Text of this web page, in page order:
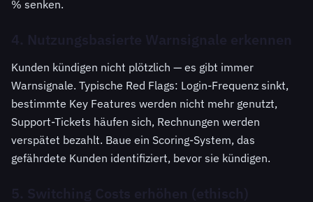
% senken.
Kunden kündigen nicht plötzlich — es gibt immer
Warnsignale. Typische Red Flags: Login-Frequenz sinkt,
bestimmte Key Features werden nicht mehr genutzt,
Support-Tickets häufen sich, Rechnungen werden
verspätet bezahlt. Baue ein Scoring-System, das
gefährdete Kunden identifiziert, bevor sie kündigen.